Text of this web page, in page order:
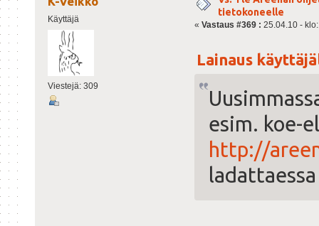
Käyttäjä
Viestejä: 309
tietokoneelle
« Vastaus #369 : 25.04.10 -
Lainaus
esim. koe-
http://